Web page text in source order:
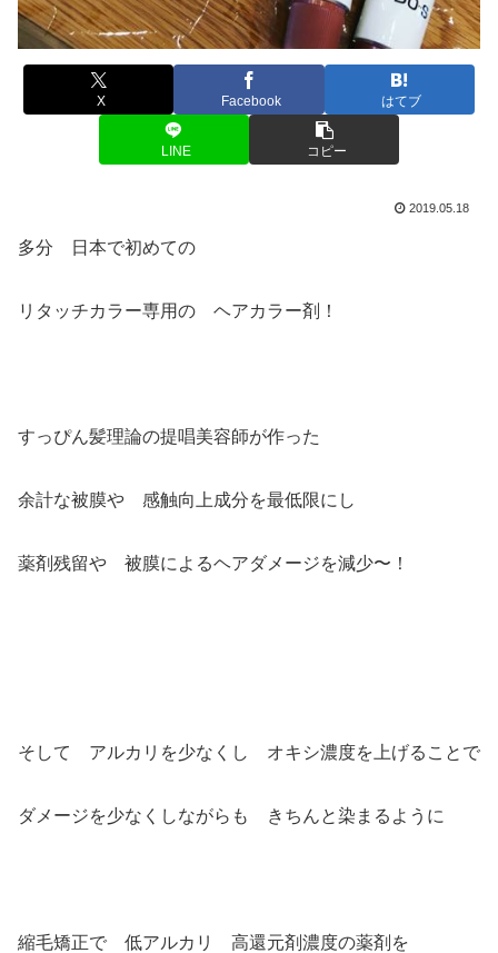
X Facebook はてブ
LINE コピー
2019.05.18
多分 日本で初めての
リタッチカラー専用の ヘアカラー剤！
すっぴん髪理論の提唱美容師が作った
余計な被膜や 感触向上成分を最低限にし
薬剤残留や 被膜によるヘアダメージを減少〜！
そして アルカリを少なくし オキシ濃度を上げることで
ダメージを少なくしながらも きちんと染まるように
縮毛矯正で 低アルカリ 高還元剤濃度の薬剤を